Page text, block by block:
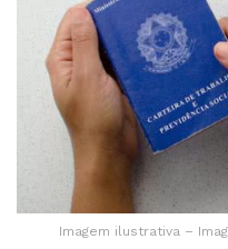
Imagem ilustrativa –